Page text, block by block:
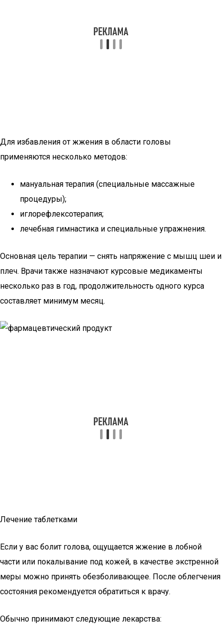
Для избавления от жжения в области головы
применяются несколько методов:
мануальная терапия (специальные массажные
процедуры);
иглорефлексотерапия;
лечебная гимнастика и специальные упражнения.
Основная цель терапии — снять напряжение с мышц шеи и
плеч. Врачи также назначают курсовые медикаменты
несколько раз в год, продолжительность одного курса
составляет минимум месяц.
Лечение таблетками
Если у вас болит голова, ощущается жжение в лобной
части или покалывание под кожей, в качестве экстренной
меры можно принять обезболивающее. После облегчения
состояния рекомендуется обратиться к врачу.
Обычно принимают следующие лекарства: